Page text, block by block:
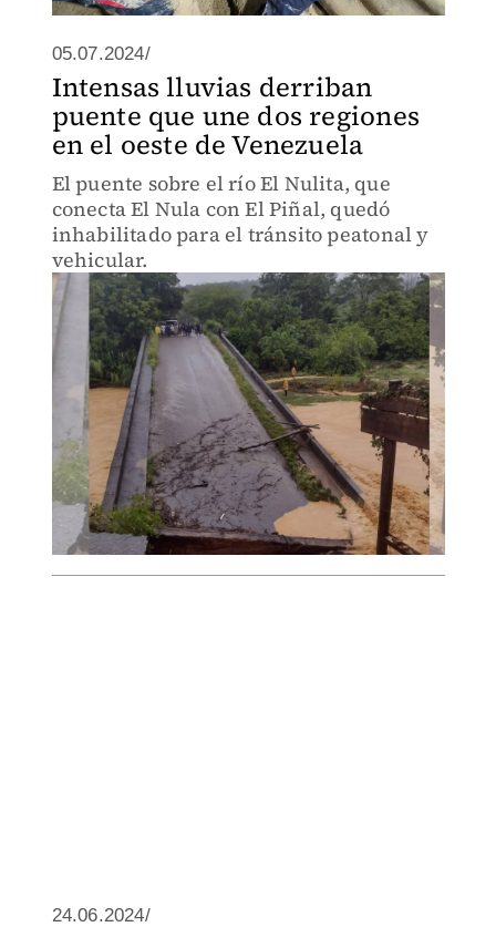
05.07.2024/
Intensas lluvias derriban
puente que une dos regiones
en el oeste de Venezuela
El puente sobre el río El Nulita, que
conecta El Nula con El Piñal, quedó
inhabilitado para el tránsito peatonal y
vehicular.
24.06.2024/